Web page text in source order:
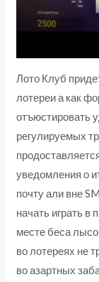
Лото Клуб
лотереи а как
отъюстировать
регулируемых
уведомления о
почту али вне
начать играть
месте беса
во лотереях не
во азартных